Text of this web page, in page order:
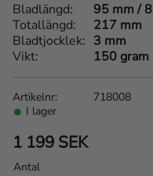
1 199 SEK
Antal
I lager
Artikelnr 718008
Bladlängd
95 mm /
Totallängd
217 mm
Bladtjocklek
3 mm
Vikt
150 gram